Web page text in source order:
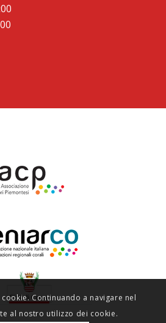
Continuando a navigare nel
al nostro utilizzo dei cookie.